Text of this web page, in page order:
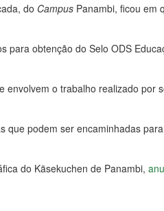
do Campus Panambi, ficou em
para obtenção do Selo ODS
envolvem o trabalho realizado por
que podem ser encaminhadas
do Käsekuchen de Panambi,